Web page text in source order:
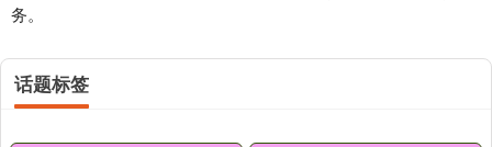
务。
话题标签